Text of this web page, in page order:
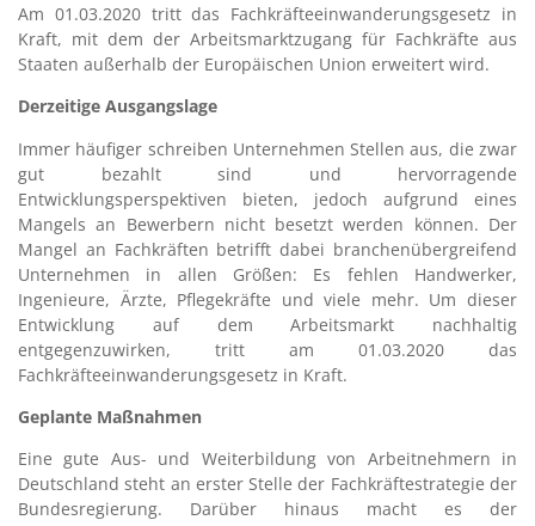
Am 01.03.2020 tritt das Fachkräfteeinwanderungsgesetz in
Kraft, mit dem der Arbeitsmarktzugang für Fachkräfte aus
Staaten außerhalb der Europäischen Union erweitert wird.
Derzeitige Ausgangslage
Immer häufiger schreiben Unternehmen Stellen aus, die zwar
gut bezahlt sind und hervorragende
Entwicklungsperspektiven bieten, jedoch aufgrund eines
Mangels an Bewerbern nicht besetzt werden können. Der
Mangel an Fachkräften betrifft dabei branchenübergreifend
Unternehmen in allen Größen: Es fehlen Handwerker,
Ingenieure, Ärzte, Pflegekräfte und viele mehr. Um dieser
Entwicklung auf dem Arbeitsmarkt nachhaltig
entgegenzuwirken, tritt am 01.03.2020 das
Fachkräfteeinwanderungsgesetz in Kraft.
Geplante Maßnahmen
Eine gute Aus- und Weiterbildung von Arbeitnehmern in
Deutschland steht an erster Stelle der Fachkräftestrategie der
Bundesregierung. Darüber hinaus macht es der